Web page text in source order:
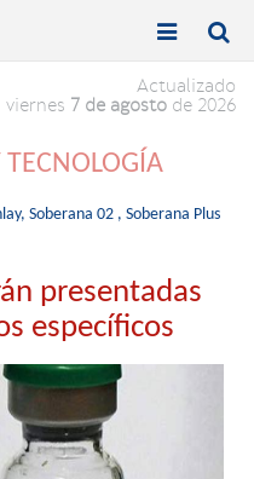
Toggle

Toggle

Actualizado
viernes 7 de agosto de 2026
TECNOLOGÍA
Soberana 02 , Soberana Plus
presentadas
específicos